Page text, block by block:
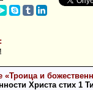
«Троица и
Христа стих 1